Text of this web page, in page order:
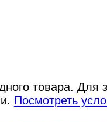
товара. Для
Посмотреть